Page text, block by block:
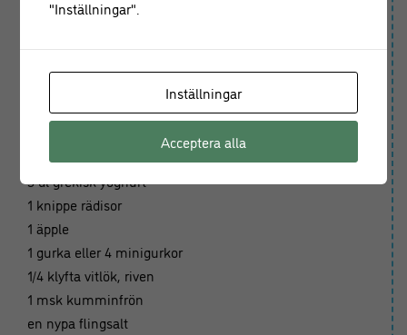
salladsblad
mynta
3 dl grekisk yoghurt
1 knippe rädisor
1 äpple
1 gurka eller 4 minigurkor
1/4 klyfta vitlök, riven
1 msk kumminfrön
en nypa flingsalt
"Inställningar".
Inställningar
Acceptera alla